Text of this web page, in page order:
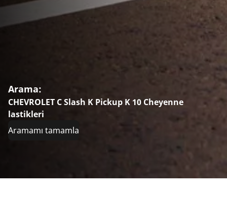
Arama:
CHEVROLET C Slash K Pickup K 10 Cheyenne
lastikleri
Aramamı tamamla